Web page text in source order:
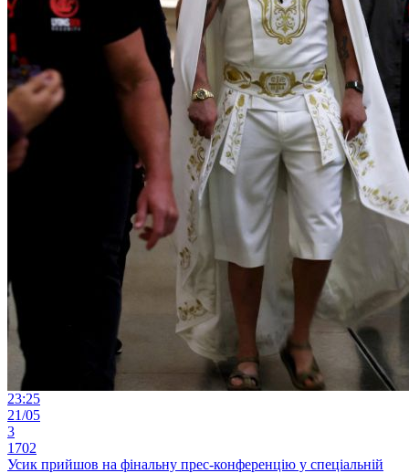
23:25
21/05
3
1702
Усик прийшов на фінальну прес-конференцію у спеціальній